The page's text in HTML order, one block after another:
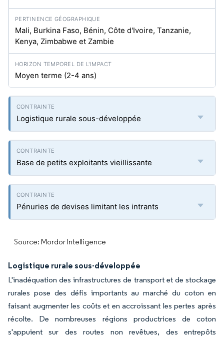
Mali, Burkina Faso, Bénin, Côte d'Ivoire, Tanzanie,
Kenya, Zimbabwe et Zambie
Moyen terme (2-4 ans)
Logistique rurale sous-développée
Base de petits exploitants vieillissante
Pénuries de devises limitant les intrants
Source: Mordor Intelligence
Logistique rurale sous-développée
L'inadéquation des infrastructures de transport et de stockage
rurales pose des défis importants au marché du coton en
faisant augmenter les coûts et en accroissant les pertes après
récolte. De nombreuses régions productrices de coton
s'appuient sur des routes non revêtues, des entrepôts